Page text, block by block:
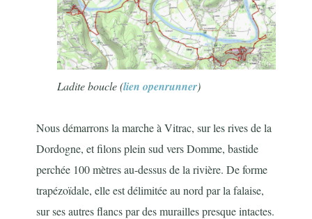
Ladite boucle (lien openrunner)
Nous démarrons la marche à Vitrac, sur les rives de la
Dordogne, et filons plein sud vers Domme, bastide
perchée 100 mètres au-dessus de la rivière. De forme
trapézoïdale, elle est délimitée au nord par la falaise,
sur ses autres flancs par des murailles presque intactes.